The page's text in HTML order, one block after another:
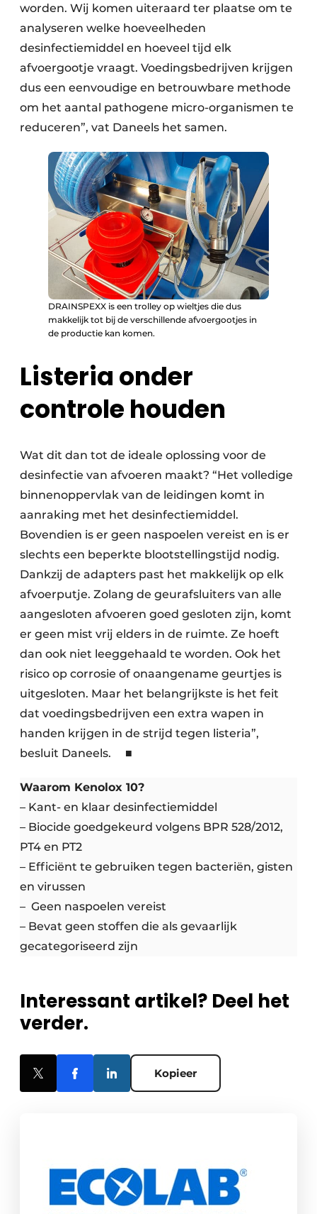
worden. Wij komen uiteraard ter plaatse om te
analyseren welke hoeveelheden
desinfectiemiddel en hoeveel tijd elk
afvoergootje vraagt. Voedingsbedrijven krijgen
dus een eenvoudige en betrouwbare methode
om het aantal pathogene micro-organismen te
reduceren”, vat Daneels het samen.
DRAINSPEXX is een trolley op wieltjes die dus
makkelijk tot bij de verschillende afvoergootjes in
de productie kan komen.
Listeria onder
controle houden
Wat dit dan tot de ideale oplossing voor de
desinfectie van afvoeren maakt? “Het volledige
binnenoppervlak van de leidingen komt in
aanraking met het desinfectiemiddel.
Bovendien is er geen naspoelen vereist en is er
slechts een beperkte blootstellingstijd nodig.
Dankzij de adapters past het makkelijk op elk
afvoerputje. Zolang de geurafsluiters van alle
aangesloten afvoeren goed gesloten zijn, komt
er geen mist vrij elders in de ruimte. Ze hoeft
dan ook niet leeggehaald te worden. Ook het
risico op corrosie of onaangename geurtjes is
uitgesloten. Maar het belangrijkste is het feit
dat voedingsbedrijven een extra wapen in
handen krijgen in de strijd tegen listeria”,
besluit Daneels. ■
Waarom Kenolox 10?
– Kant- en klaar desinfectiemiddel
– Biocide goedgekeurd volgens BPR 528/2012,
PT4 en PT2
– Efficiënt te gebruiken tegen bacteriën, gisten
en virussen
– Geen naspoelen vereist
– Bevat geen stoffen die als gevaarlijk
gecategoriseerd zijn
Interessant artikel? Deel het
verder.
Kopieer